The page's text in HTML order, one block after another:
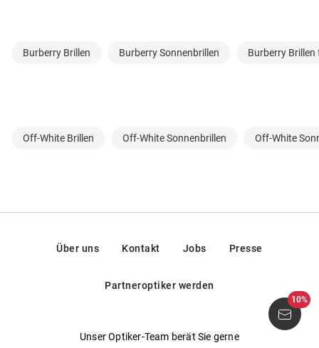
Burberry Brillen Burberry Sonnenbrillen Burberry Brillen
Off-White Brillen Off-White Sonnenbrillen Off-White
10%
Über uns Kontakt Jobs Presse
Partneroptiker werden
Unser Optiker-Team berät Sie gerne